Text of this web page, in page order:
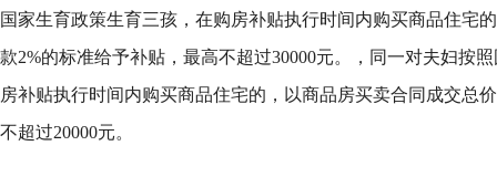
国家生育政策生育三孩，在购房补贴执行时间内购买商品住宅
款2%的标准给予补贴，最高不超过30000元。，同一对夫妇按
房补贴执行时间内购买商品住宅的，以商品房买卖合同成交总
不超过20000元。